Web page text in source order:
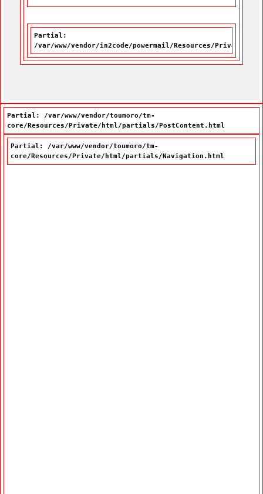
Partial:
/var/www/vendor/in2code/powermail/Resources/Private/
Partial: /var/www/vendor/toumoro/tm-
core/Resources/Private/html/partials/PostContent.html
Partial: /var/www/vendor/toumoro/tm-
core/Resources/Private/html/partials/Navigation.html